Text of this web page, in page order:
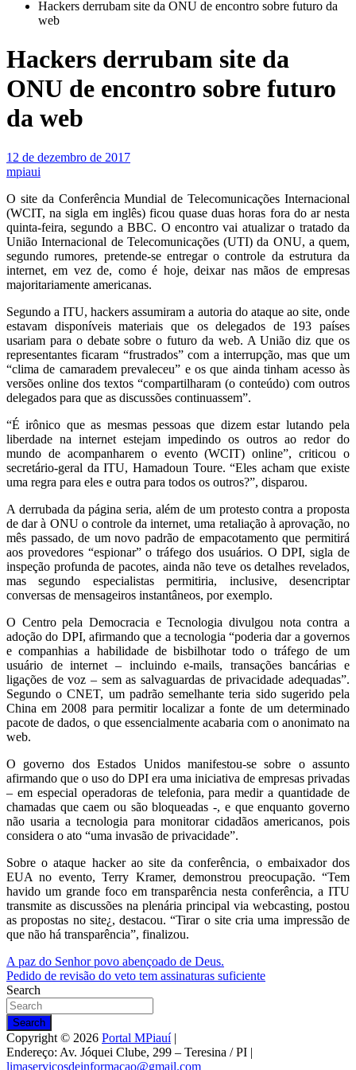
Hackers derrubam site da ONU de encontro sobre futuro da
web
Hackers derrubam site da
ONU de encontro sobre futuro
da web
12 de dezembro de 2017
mpiaui
O site da Conferência Mundial de Telecomunicações Internacional
(WCIT, na sigla em inglês) ficou quase duas horas fora do ar nesta
quinta-feira, segundo a BBC. O encontro vai atualizar o tratado da
União Internacional de Telecomunicações (UTI) da ONU, a quem,
segundo rumores, pretende-se entregar o controle da estrutura da
internet, em vez de, como é hoje, deixar nas mãos de empresas
majoritariamente americanas.
Segundo a ITU, hackers assumiram a autoria do ataque ao site, onde
estavam disponíveis materiais que os delegados de 193 países
usariam para o debate sobre o futuro da web. A União diz que os
representantes ficaram “frustrados” com a interrupção, mas que um
“clima de camaradem prevaleceu” e os que ainda tinham acesso às
versões online dos textos “compartilharam (o conteúdo) com outros
delegados para que as discussões continuassem”.
“É irônico que as mesmas pessoas que dizem estar lutando pela
liberdade na internet estejam impedindo os outros ao redor do
mundo de acompanharem o evento (WCIT) online”, criticou o
secretário-geral da ITU, Hamadoun Toure. “Eles acham que existe
uma regra para eles e outra para todos os outros?”, disparou.
A derrubada da página seria, além de um protesto contra a proposta
de dar à ONU o controle da internet, uma retaliação à aprovação, no
mês passado, de um novo padrão de empacotamento que permitirá
aos provedores “espionar” o tráfego dos usuários. O DPI, sigla de
inspeção profunda de pacotes, ainda não teve os detalhes revelados,
mas segundo especialistas permitiria, inclusive, desencriptar
conversas de mensageiros instantâneos, por exemplo.
O Centro pela Democracia e Tecnologia divulgou nota contra a
adoção do DPI, afirmando que a tecnologia “poderia dar a governos
e companhias a habilidade de bisbilhotar todo o tráfego de um
usuário de internet – incluindo e-mails, transações bancárias e
ligações de voz – sem as salvaguardas de privacidade adequadas”.
Segundo o CNET, um padrão semelhante teria sido sugerido pela
China em 2008 para permitir localizar a fonte de um determinado
pacote de dados, o que essencialmente acabaria com o anonimato na
web.
O governo dos Estados Unidos manifestou-se sobre o assunto
afirmando que o uso do DPI era uma iniciativa de empresas privadas
– em especial operadoras de telefonia, para medir a quantidade de
chamadas que caem ou são bloqueadas -, e que enquanto governo
não usaria a tecnologia para monitorar cidadãos americanos, pois
considera o ato “uma invasão de privacidade”.
Sobre o ataque hacker ao site da conferência, o embaixador dos
EUA no evento, Terry Kramer, demonstrou preocupação. “Tem
havido um grande foco em transparência nesta conferência, a ITU
transmite as discussões na plenária principal via webcasting, postou
as propostas no site¿, destacou. “Tirar o site cria uma impressão de
que não há transparência”, finalizou.
Navegação
de
Post
A paz do Senhor povo abençoado de Deus.
Pedido de revisão do veto tem assinaturas suficiente
Search
Search
Copyright © 2026 Portal MPiauí|
Endereço: Av. Jóquei Clube, 299 – Teresina / PI |
limaservicosdeinformacao@gmail.com